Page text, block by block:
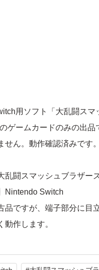
用ソフト「大乱闘スマ
ゲームカードのみの出品
せん。動作確認済みです。
乱闘スマッシュブラザー
Nintendo Switch
品ですが、端子部分に目
動作します。